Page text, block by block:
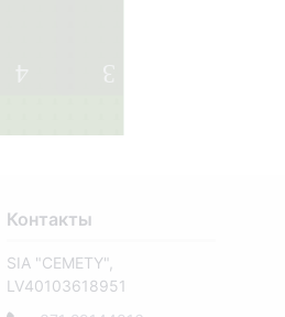
4
Контакты
SIA "CEMETY",
LV40103618951